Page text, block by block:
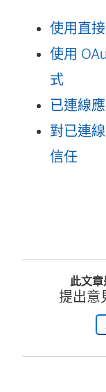
使用直
使用
式
已連線
對已連
信任
此文章
提出意